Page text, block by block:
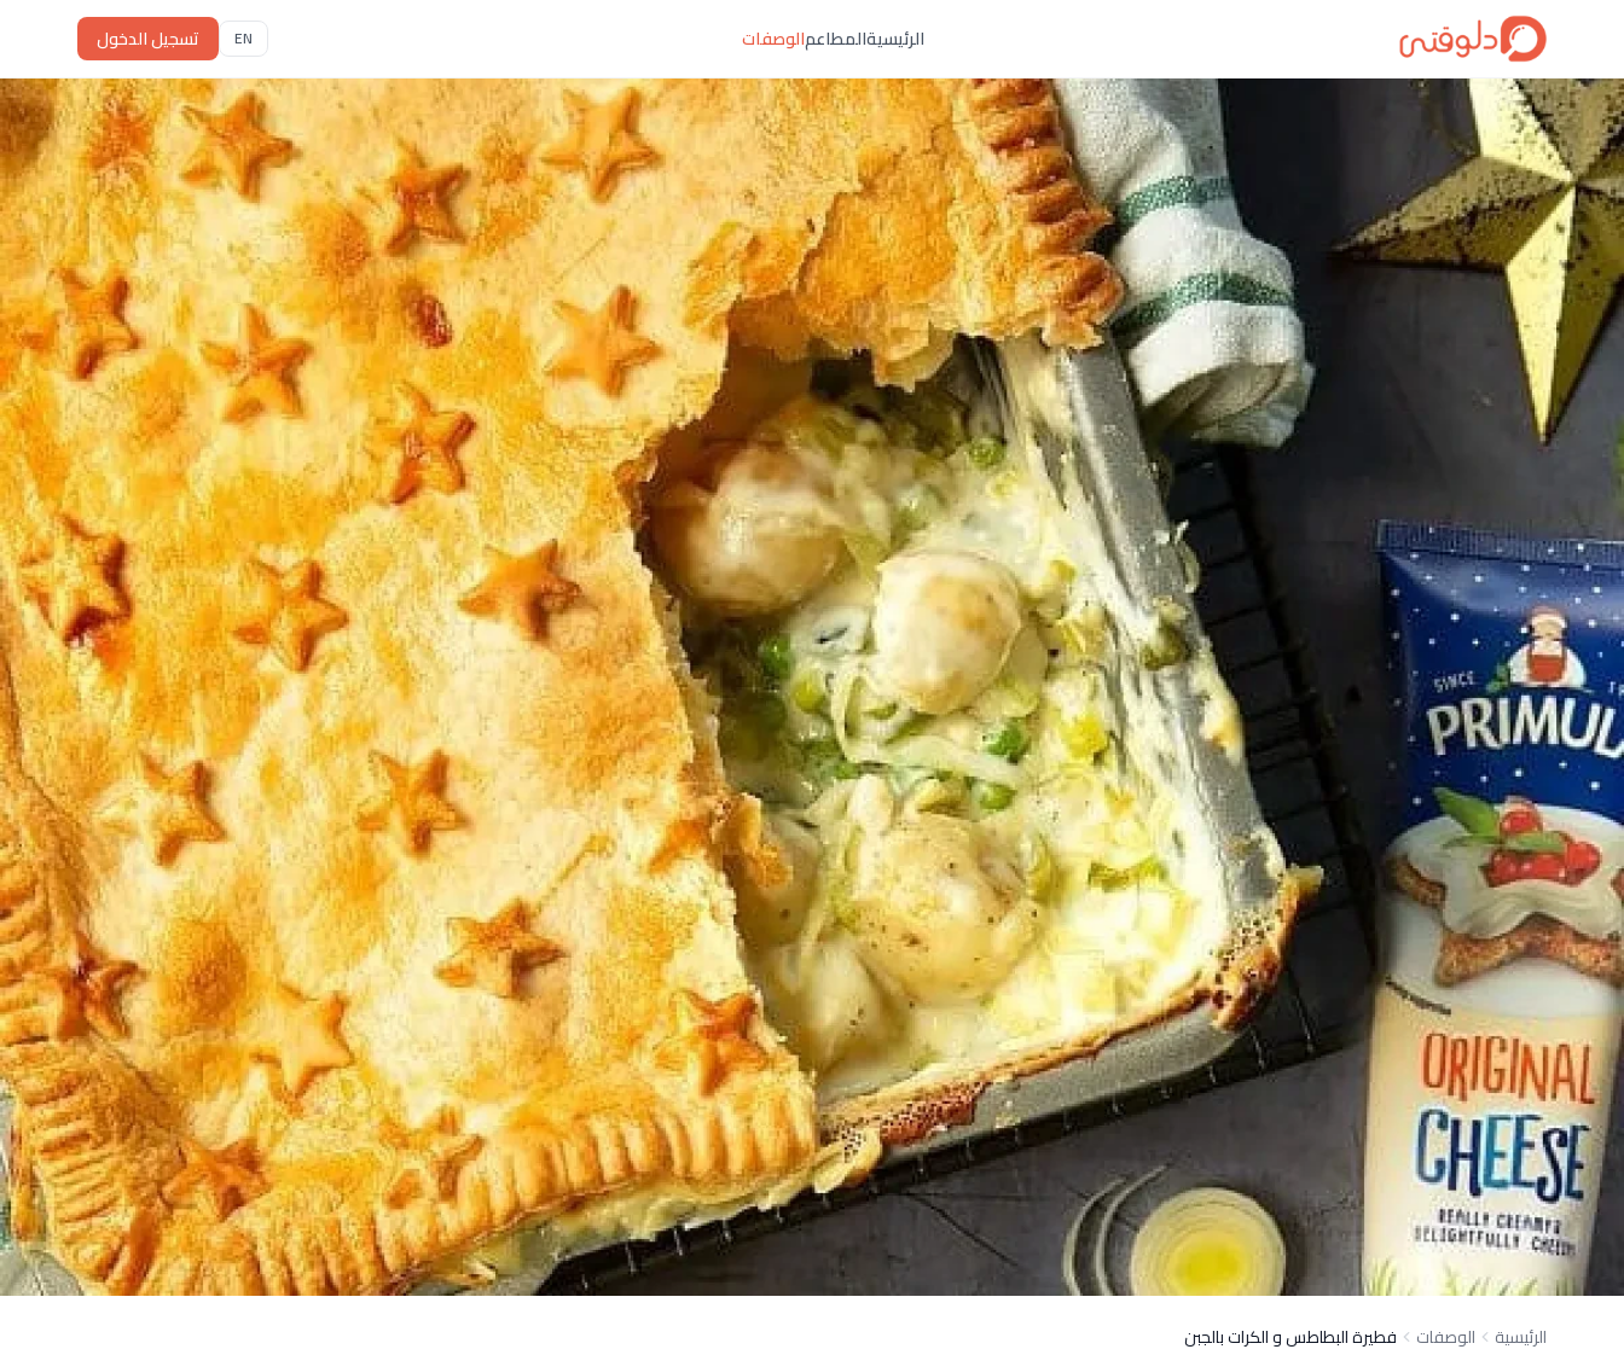
الرئيسيةالمطاعمالوصفات EN تسجيل الدخول
الرئيسية الوصفات فطيرة البطاطس و الكرات بالجبن